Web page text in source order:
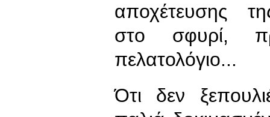
αποχέτευσης
στο σφυρί,
πελατολόγιο...
Ότι δεν